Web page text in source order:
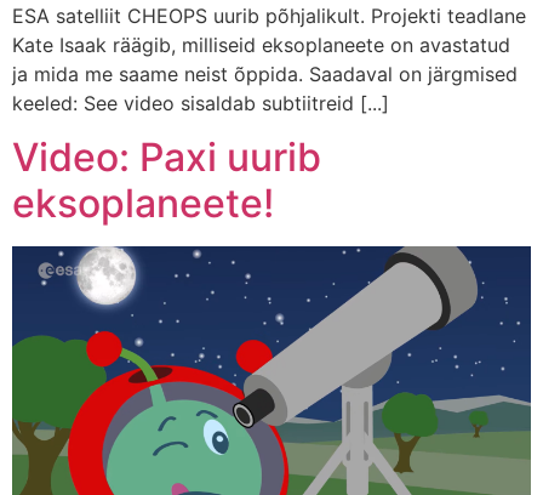
ESA satelliit CHEOPS uurib põhjalikult. Projekti teadlane
Kate Isaak räägib, milliseid eksoplaneete on avastatud
ja mida me saame neist õppida. Saadaval on järgmised
keeled: See video sisaldab subtiitreid [...]
Video: Paxi uurib
eksoplaneete!